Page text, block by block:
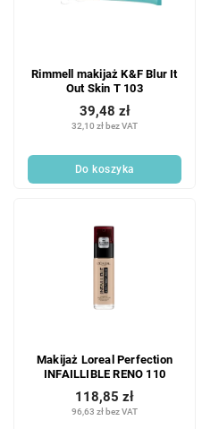
Rimmell makijaż K&F Blur It
Out Skin T 103
32,10 zł bez VAT
39,48 zł
Do koszyka
Makijaż Loreal Perfection
INFAILLIBLE RENO 110
96,63 zł bez VAT
118,85 zł